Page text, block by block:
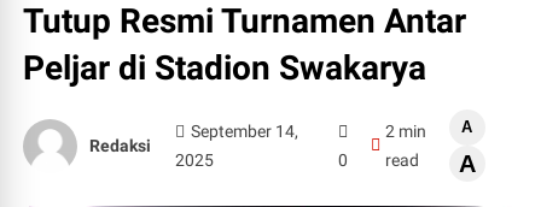
Tutup Resmi Turnamen Antar
Peljar di Stadion Swakarya
Redaksi
September 14,
2025
0
2 min
read
A
A